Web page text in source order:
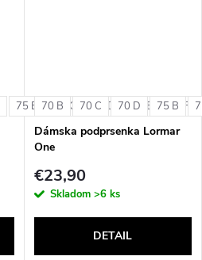
75 B 75 C 75 D 75 E 75 F
70 B 70 C 70 D 75 B
Dámska podprsenka Lormar
One
€23,90
Skladom >6 ks
DETAIL